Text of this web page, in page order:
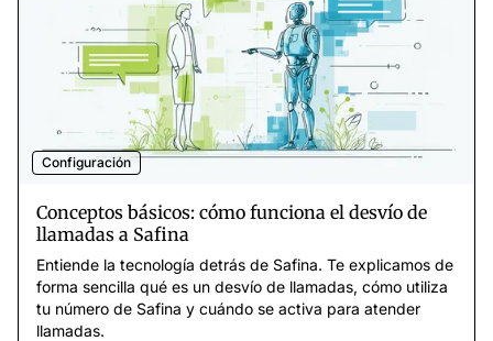
Configuración
Conceptos básicos: cómo funciona el desvío de
llamadas a Safina
Entiende la tecnología detrás de Safina. Te explicamos de
forma sencilla qué es un desvío de llamadas, cómo utiliza
tu número de Safina y cuándo se activa para atender
llamadas.